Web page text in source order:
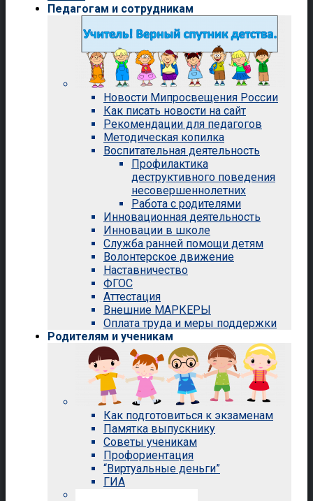
Педагогам и сотрудникам
Новости Мипросвещения России
Как писать новости на сайт
Рекомендации для педагогов
Методическая копилка
Воспитательная деятельность
Профилактика
деструктивного поведения
несовершеннолетних
Работа с родителями
Инновационная деятельность
Инновации в школе
Служба ранней помощи детям
Волонтерское движение
Наставничество
ФГОС
Аттестация
Внешние МАРКЕРЫ
Оплата труда и меры поддержки
Родителям и ученикам
Как подготовиться к экзаменам
Памятка выпускнику
Советы ученикам
Профориентация
“Виртуальные деньги”
ГИА